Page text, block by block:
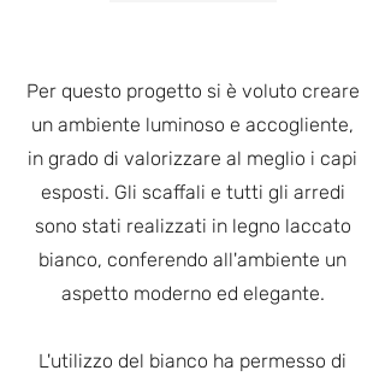
Per questo progetto si è voluto creare
un ambiente luminoso e accogliente,
in grado di valorizzare al meglio i capi
esposti. Gli scaffali e tutti gli arredi
sono stati realizzati in legno laccato
bianco, conferendo all'ambiente un
aspetto moderno ed elegante.
L'utilizzo del bianco ha permesso di